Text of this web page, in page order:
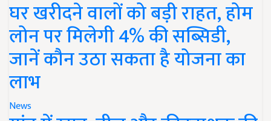
घर खरीदने वालों को बड़ी राहत, होम
लोन पर मिलेगी 4% की सब्सिडी,
जानें कौन उठा सकता है योजना का
लाभ
News